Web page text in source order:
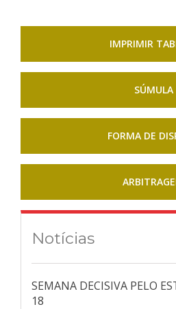
IMPRIMIR
SÚMULA
FORMA DE
Notícias
SEMANA DECISIVA PELO
18